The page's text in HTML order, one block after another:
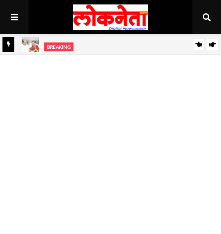
अहिल्यानगर राज्यात सर्वाधिक थंड..!
BREAKING